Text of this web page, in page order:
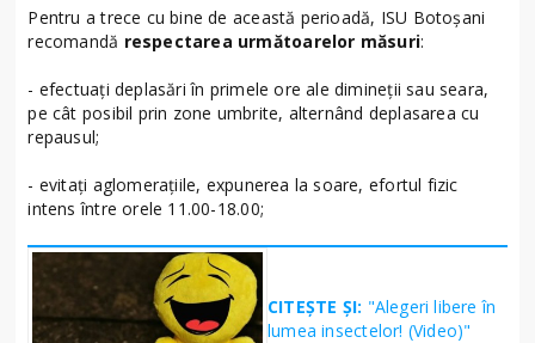
Pentru a trece cu bine de această perioadă, ISU Botoșani
recomandă respectarea următoarelor măsuri:
- efectuaţi deplasări în primele ore ale dimineţii sau seara,
pe cât posibil prin zone umbrite, alternând deplasarea cu
repausul;
- evitaţi aglomeraţiile, expunerea la soare, efortul fizic
intens între orele 11.00-18.00;
CITEȘTE ȘI: "Alegeri libere în
lumea insectelor! (Video)"